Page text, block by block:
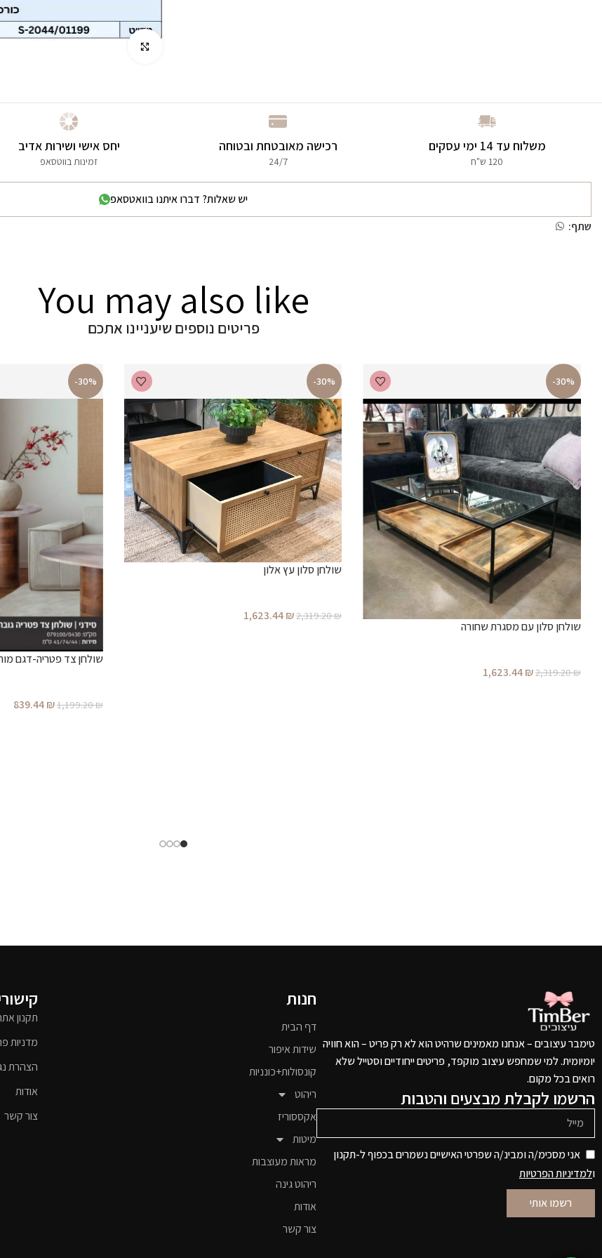
משלוח עד 14 ימי עסקים
120 ש"ח
רכישה מאובטחת ובטוחה
24/7
יחס אישי ושירות אדיב
זמינות בווטסאפ
יש שאלות? דברו איתנו בוואטסאפ
שתף:
You may also like
פריטים נוספים שיעניינו אתכם
-30%
שולחן סלון עם מסגרת שחורה
2,319.20₪
1,623.44₪
-30%
שולחן סלון עץ אלון
2,319.20₪
1,623.44₪
-30%
שולחן צד פטריה-דגם
1,199.20₪
839.44₪
טימבר עיצובים – אנחנו מאמינים שרהיט הוא לא רק פריט – הוא חוויה
יומיומית. למי שמחפש עיצוב מוקפד, פריטים ייחודיים וסטייל שלא
רואים בכל מקום.
הרשמו לקבלת מבצעים והטבות
אני מסכימ/ה ומבינ/ה שפרטי האישיים נשמרים בכפוף ל-תקנון
ולמדיניות הפרטיות
רשמו אותי
חנות
דף הבית
שידות איפור
קונסולות+כונניות
ריהוט
אקססוריז
מיטות
מראות מעוצבות
ריהוט גינה
אודות
צור קשר
תקנון
מדניות
הצהרת
אודות
צור קשר